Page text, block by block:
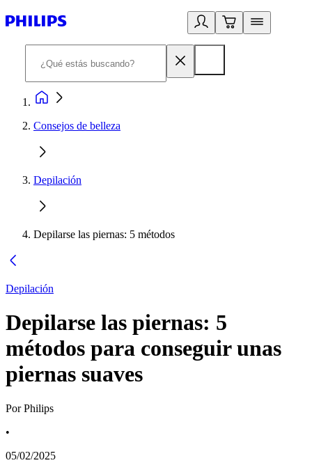
Consejos de belleza
Depilación
Depilarse las piernas: 5 métodos
Depilación
Depilarse las piernas: 5
métodos para conseguir unas
piernas suaves
Por Philips
•
05/02/2025